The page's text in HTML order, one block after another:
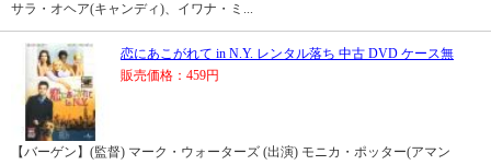
サラ・オヘア(キャンディ)、イワナ・ミ...
恋にあこがれて in N.Y. レンタル落ち 中古 DVD ケース無
販売価格：459円
【バーゲン】(監督) マーク・ウォーターズ (出演) モニカ・ポッター(アマン